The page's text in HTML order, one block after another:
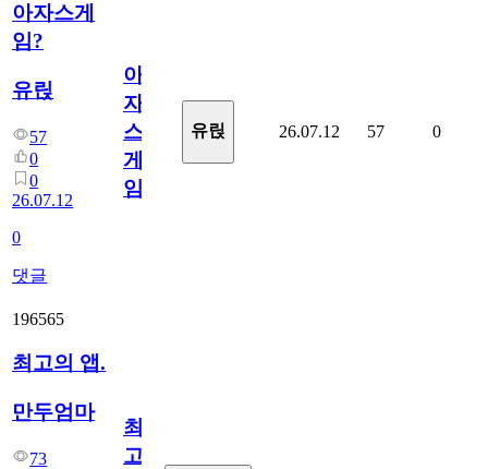
아자스게
임?
유릱
57
0
0
26.07.12
0
댓글
아
자
스
게
임?
유릱 26.07.12 57 0
196565
최고의 앱.
만두엄마
73
최
고